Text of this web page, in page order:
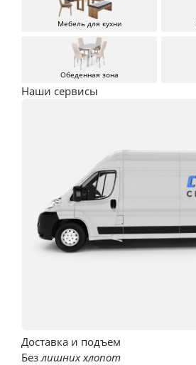
Мебель для кухни
Обеденная зона
Наши сервисы
Доставка и подъем
Без лишних хлопот